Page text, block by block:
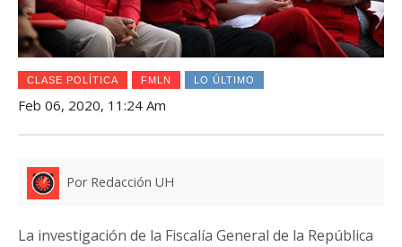
CLASE POLÍTICA FMLN LO ÚLTIMO
Feb 06, 2020, 11:24 Am
Por Redacción UH
La investigación de la Fiscalía General de la República